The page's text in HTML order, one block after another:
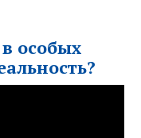
особых